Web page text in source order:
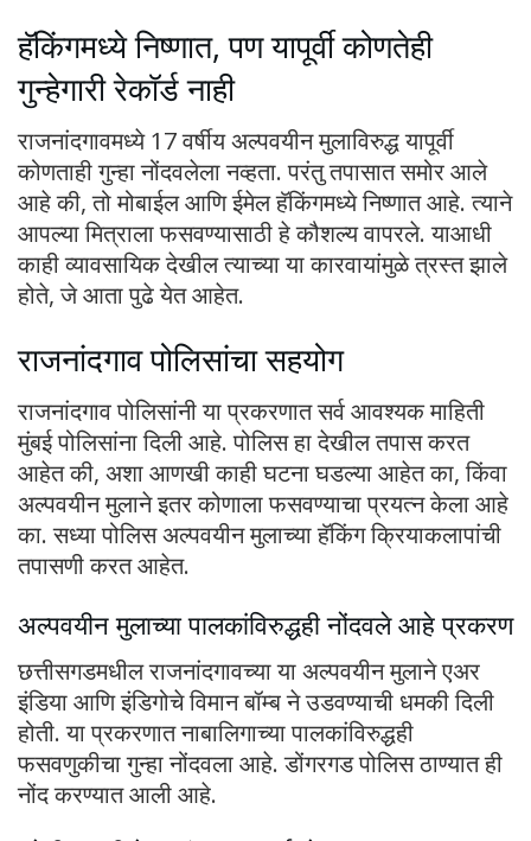
हॅकिंगमध्ये निष्णात, पण यापूर्वी कोणतेही
गुन्हेगारी रेकॉर्ड नाही
राजनांदगावमध्ये 17 वर्षीय अल्पवयीन मुलाविरुद्ध यापूर्वी
कोणताही गुन्हा नोंदवलेला नव्हता. परंतु तपासात समोर आले
आहे की, तो मोबाईल आणि ईमेल हॅकिंगमध्ये निष्णात आहे. त्याने
आपल्या मित्राला फसवण्यासाठी हे कौशल्य वापरले. याआधी
काही व्यावसायिक देखील त्याच्या या कारवायांमुळे त्रस्त झाले
होते, जे आता पुढे येत आहेत.
राजनांदगाव पोलिसांचा सहयोग
राजनांदगाव पोलिसांनी या प्रकरणात सर्व आवश्यक माहिती
मुंबई पोलिसांना दिली आहे. पोलिस हा देखील तपास करत
आहेत की, अशा आणखी काही घटना घडल्या आहेत का, किंवा
अल्पवयीन मुलाने इतर कोणाला फसवण्याचा प्रयत्न केला आहे
का. सध्या पोलिस अल्पवयीन मुलाच्या हॅकिंग क्रियाकलापांची
तपासणी करत आहेत.
अल्पवयीन मुलाच्या पालकांविरुद्धही नोंदवले आहे प्रकरण
छत्तीसगडमधील राजनांदगावच्या या अल्पवयीन मुलाने एअर
इंडिया आणि इंडिगोचे विमान बॉम्ब ने उडवण्याची धमकी दिली
होती. या प्रकरणात नाबालिगाच्या पालकांविरुद्धही
फसवणुकीचा गुन्हा नोंदवला आहे. डोंगरगड पोलिस ठाण्यात ही
नोंद करण्यात आली आहे.